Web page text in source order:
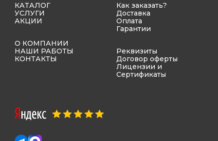
КАТАЛОГ
УСЛУГИ
АКЦИИ
О КОМПАНИИ
НАШИ РАБОТЫ
КОНТАКТЫ
Как заказать?
Доставка
Оплата
Гарантии
Реквизиты
Договор оферты
Лицензии и
Сертификаты